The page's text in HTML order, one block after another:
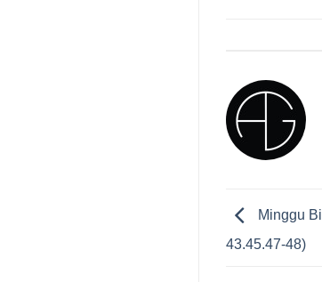
Minggu
43.45.47-48)